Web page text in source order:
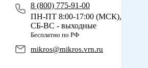
8 (800) 775-91-00
ПН-ПТ 8:00-17:00 (МСК),
СБ-ВС - выходные
Бесплатно по РФ
mikros@mikros.vrn.ru